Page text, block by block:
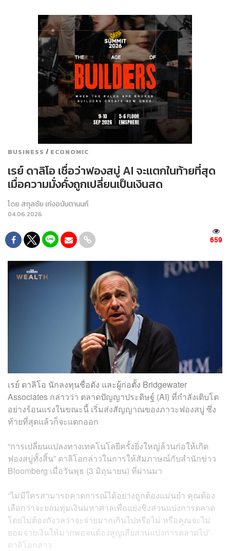
BUSINESS / ECONOMIC
เรย์ ดาลิโอ เชื่อว่าฟองสบู่ AI จะแตกในท้ายที่สุด
เมื่อความมั่งคั่งถูกเปลี่ยนเป็นเงินสด
โดย สกุลชัย เก่งอนันตานนท์
04.06.2026
659
เรย์ ดาลิโอ นักลงทุนชื่อดัง และผู้ก่อตั้ง Bridgewater
Associates กล่าวว่า ตลาดปัญญาประดิษฐ์ (AI) ที่กำลังเติบโต
อย่างร้อนแรงในขณะนี้ เริ่มส่งสัญญาณของภาวะฟองสบู่ ซึ่ง
ท้ายที่สุดแล้วก็จะแตกออก
“การเปลี่ยนแปลงทางเทคโนโลยีครั้งยิ่งใหญ่ล้วนก่อให้เกิด
ฟองสบู่ทั้งสิ้น” ดาลิโอกล่าวในการให้สัมภาษณ์กับสำนักข่าว
Bloomberg เมื่อวันพุธ (3 มิถุนายน) ที่ผ่านมา
“ไม่มีใครสามารถคาดการณ์ได้อย่างถูกต้องแม่นยำ คุณต้อง
เลือกว่าจะยอมทุ่มเงินมหาศาลเพื่อแย่งชิงส่วนแบ่งการตลาด
โดยไม่ต้องกังวลว่าจะจ่ายมากเกินไปหรือไม่ หรือคุณจะไม่
ยอมจ่ายเงินให้มากพอจนต้องสูญเสียส่วนแบ่งการตลาดไป”
ดาลิโอกล่าว